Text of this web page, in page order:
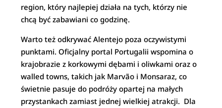
region, który najlepiej działa na tych, którzy nie
chcą być zabawiani co godzinę.
Warto też odkrywać Alentejo poza oczywistymi
punktami. Oficjalny portal Portugalii wspomina o
krajobrazie z korkowymi dębami i oliwkami oraz o
walled towns, takich jak Marvão i Monsaraz, co
świetnie pasuje do podróży opartej na małych
przystankach zamiast jednej wielkiej atrakcji. Dla